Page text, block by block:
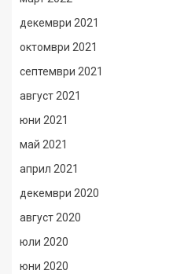
декември 2021
октомври 2021
септември 2021
август 2021
юни 2021
май 2021
април 2021
декември 2020
август 2020
юли 2020
юни 2020